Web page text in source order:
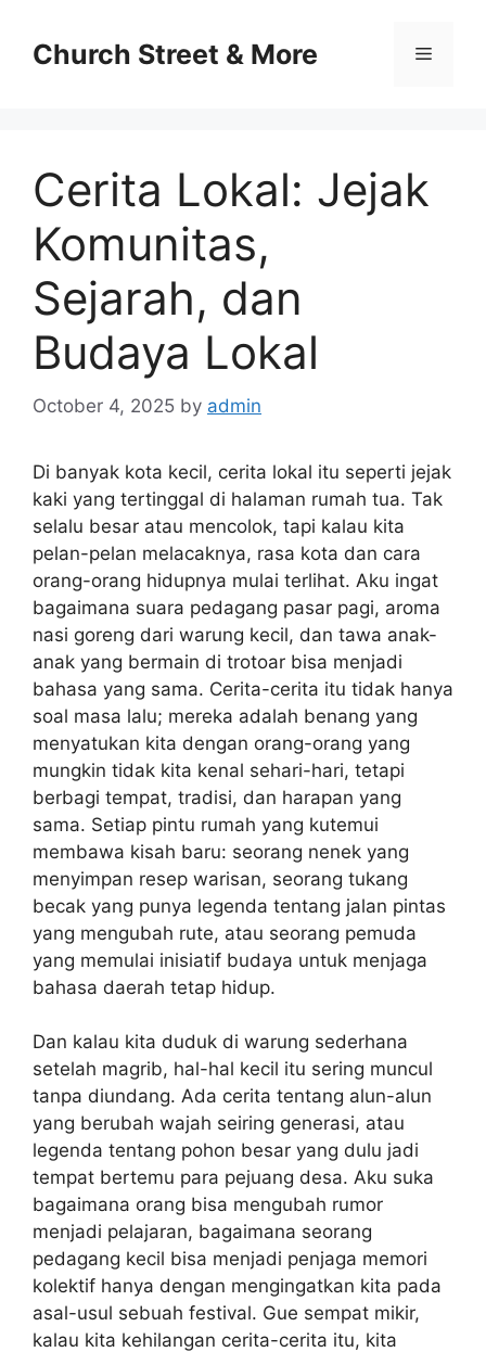
contentChurch Street & More Menu
Cerita Lokal: Jejak
Komunitas,
Sejarah, dan
Budaya Lokal
October 4, 2025 by admin
Di banyak kota kecil, cerita lokal itu seperti jejak
kaki yang tertinggal di halaman rumah tua. Tak
selalu besar atau mencolok, tapi kalau kita
pelan-pelan melacaknya, rasa kota dan cara
orang-orang hidupnya mulai terlihat. Aku ingat
bagaimana suara pedagang pasar pagi, aroma
nasi goreng dari warung kecil, dan tawa anak-
anak yang bermain di trotoar bisa menjadi
bahasa yang sama. Cerita-cerita itu tidak hanya
soal masa lalu; mereka adalah benang yang
menyatukan kita dengan orang-orang yang
mungkin tidak kita kenal sehari-hari, tetapi
berbagi tempat, tradisi, dan harapan yang
sama. Setiap pintu rumah yang kutemui
membawa kisah baru: seorang nenek yang
menyimpan resep warisan, seorang tukang
becak yang punya legenda tentang jalan pintas
yang mengubah rute, atau seorang pemuda
yang memulai inisiatif budaya untuk menjaga
bahasa daerah tetap hidup.
Dan kalau kita duduk di warung sederhana
setelah magrib, hal-hal kecil itu sering muncul
tanpa diundang. Ada cerita tentang alun-alun
yang berubah wajah seiring generasi, atau
legenda tentang pohon besar yang dulu jadi
tempat bertemu para pejuang desa. Aku suka
bagaimana orang bisa mengubah rumor
menjadi pelajaran, bagaimana seorang
pedagang kecil bisa menjadi penjaga memori
kolektif hanya dengan mengingatkan kita pada
asal-usul sebuah festival. Gue sempat mikir,
kalau kita kehilangan cerita-cerita itu, kita